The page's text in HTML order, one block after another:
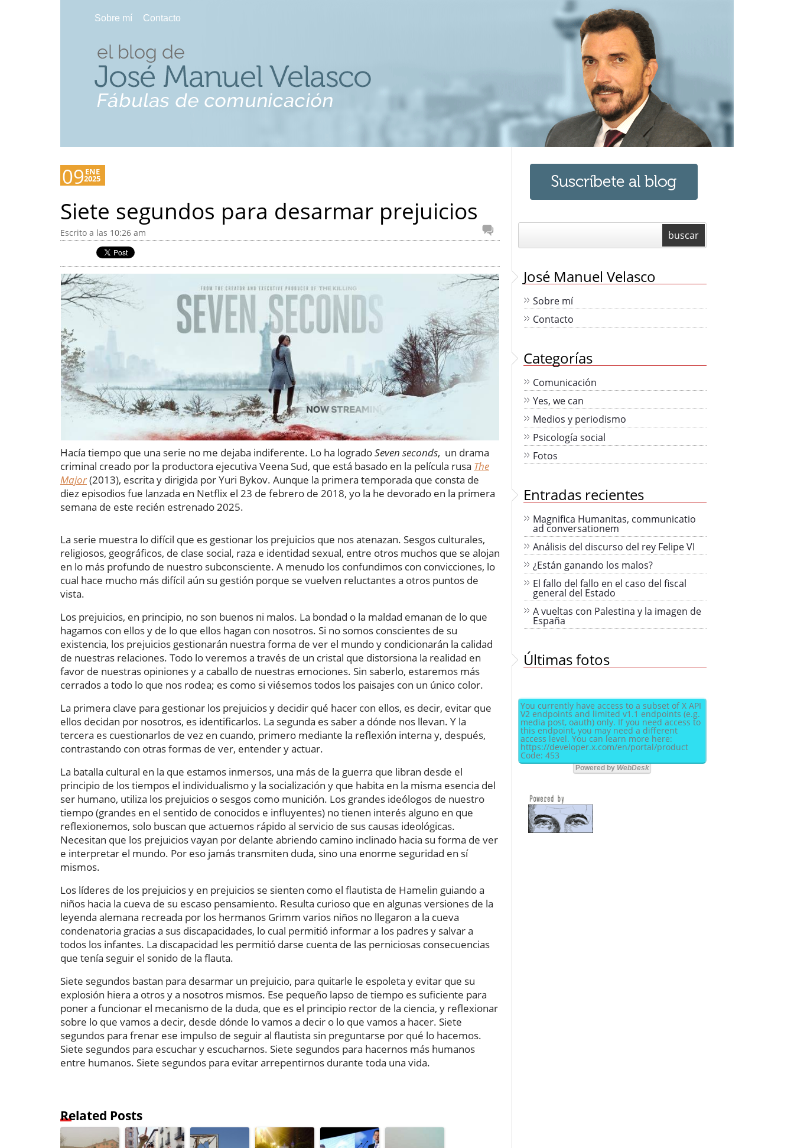
Sobre mí Contacto
09ENE
2025
Siete segundos para desarmar prejuicios
Escrito a las 10:26 am
Hacía tiempo que una serie no me dejaba indiferente. Lo ha logradoSeven seconds, un drama
criminal creado por la productora ejecutiva Veena Sud, que está basado en la película rusa The
Major(2013), escrita y dirigida por Yuri Bykov. Aunque la primera temporada que consta de
diez episodios fue lanzada en Netflix el 23 de febrero de 2018, yo la he devorado en la primera
semana de este recién estrenado 2025.
La serie muestra lo difícil que es gestionar los prejuicios que nos atenazan. Sesgos culturales,
religiosos, geográficos, de clase social, raza e identidad sexual, entre otros muchos que se alojan
en lo más profundo de nuestro subconsciente. A menudo los confundimos con convicciones, lo
cual hace mucho más difícil aún su gestión porque se vuelven reluctantes a otros puntos de
vista.
Los prejuicios, en principio, no son buenos ni malos. La bondad o la maldad emanan de lo que
hagamos con ellos y de lo que ellos hagan con nosotros. Si no somos conscientes de su
existencia, los prejuicios gestionarán nuestra forma de ver el mundo y condicionarán la calidad
de nuestras relaciones. Todo lo veremos a través de un cristal que distorsiona la realidad en
favor de nuestras opiniones y a caballo de nuestras emociones. Sin saberlo, estaremos más
cerrados a todo lo que nos rodea; es como si viésemos todos los paisajes con un único color.
La primera clave para gestionar los prejuicios y decidir qué hacer con ellos, es decir, evitar que
ellos decidan por nosotros, es identificarlos. La segunda es saber a dónde nos llevan. Y la
tercera es cuestionarlos de vez en cuando, primero mediante la reflexión interna y, después,
contrastando con otras formas de ver, entender y actuar.
La batalla cultural en la que estamos inmersos, una más de la guerra que libran desde el
principio de los tiempos el individualismo y la socialización y que habita en la misma esencia del
ser humano, utiliza los prejuicios o sesgos como munición. Los grandes ideólogos de nuestro
tiempo (grandes en el sentido de conocidos e influyentes) no tienen interés alguno en que
reflexionemos, solo buscan que actuemos rápido al servicio de sus causas ideológicas.
Necesitan que los prejuicios vayan por delante abriendo camino inclinado hacia su forma de ver
e interpretar el mundo. Por eso jamás transmiten duda, sino una enorme seguridad en sí
mismos.
Los líderes de los prejuicios y en prejuicios se sienten como el flautista de Hamelin guiando a
niños hacia la cueva de su escaso pensamiento. Resulta curioso que en algunas versiones de la
leyenda alemana recreada por los hermanos Grimm varios niños no llegaron a la cueva
condenatoria gracias a sus discapacidades, lo cual permitió informar a los padres y salvar a
todos los infantes. La discapacidad les permitió darse cuenta de las perniciosas consecuencias
que tenía seguir el sonido de la flauta.
Siete segundos bastan para desarmar un prejuicio, para quitarle le espoleta y evitar que su
explosión hiera a otros y a nosotros mismos. Ese pequeño lapso de tiempo es suficiente para
poner a funcionar el mecanismo de la duda, que es el principio rector de la ciencia, y reflexionar
sobre lo que vamos a decir, desde dónde lo vamos a decir o lo que vamos a hacer. Siete
segundos para frenar ese impulso de seguir al flautista sin preguntarse por qué lo hacemos.
Siete segundos para escuchar y escucharnos. Siete segundos para hacernos más humanos
entre humanos. Siete segundos para evitar arrepentirnos durante toda una vida.
Related Posts
José Manuel Velasco
Sobre mí
Contacto
Categorías
Comunicación
Yes, we can
Medios y periodismo
Psicología social
Fotos
Entradas recientes
Magnifica Humanitas, communicatio
ad conversationem
Análisis del discurso del rey Felipe VI
¿Están ganando los malos?
El fallo del fallo en el caso del fiscal
general del Estado
A vueltas con Palestina y la imagen de
España
Últimas fotos
You currently have access to a subset of X API
V2 endpoints and limited v1.1 endpoints (e.g.
media post, oauth) only. If you need access to
this endpoint, you may need a different
access level. You can learn more here:
https://developer.x.com/en/portal/product
Code: 453
Powered by WebDesk